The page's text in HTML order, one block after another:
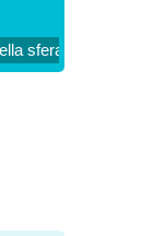
sfera mediana